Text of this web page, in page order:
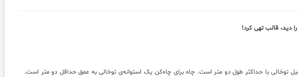
دید، قالب تهی کرد!
توخالی با حداکثر طول دو متر است. چاه برای چاه‌کن یک استوانه‌ی توخالی به عمق حداقل دو متر است.